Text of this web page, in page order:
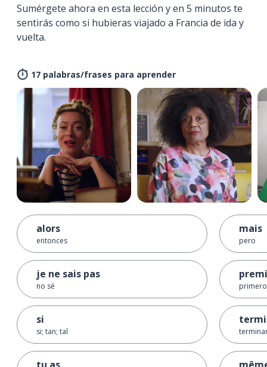
Sumérgete ahora en esta lección y en 5 minutos te
sentirás como si hubieras viajado a Francia de ida y
vuelta.
17 palabras/frases para aprender
alors
entonces
je ne sais pas
no sé
si
si; tan; tal
mais
pero